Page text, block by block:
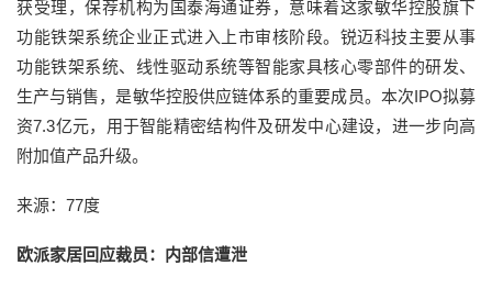
获受理，保荐机构为国泰海通证券，意味着这家敏华控股旗下
功能铁架系统企业正式进入上市审核阶段。锐迈科技主要从事
功能铁架系统、线性驱动系统等智能家具核心零部件的研发、
生产与销售，是敏华控股供应链体系的重要成员。本次IPO拟募
资7.3亿元，用于智能精密结构件及研发中心建设，进一步向高
附加值产品升级。
来源：77度
欧派家居回应裁员：内部信遭泄